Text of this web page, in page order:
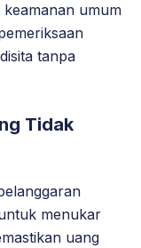
umum
tanpa
Tidak
menukar
uang